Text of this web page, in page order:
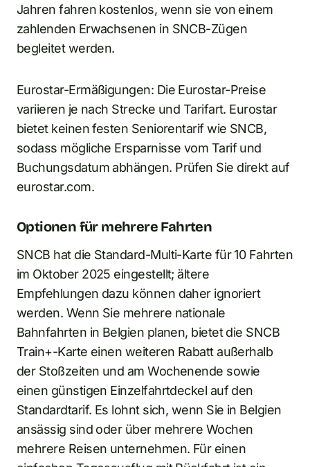
Jahren fahren kostenlos, wenn sie von einem
zahlenden Erwachsenen in SNCB-Zügen
begleitet werden.
Eurostar-Ermäßigungen: Die Eurostar-Preise
variieren je nach Strecke und Tarifart. Eurostar
bietet keinen festen Seniorentarif wie SNCB,
sodass mögliche Ersparnisse vom Tarif und
Buchungsdatum abhängen. Prüfen Sie direkt auf
eurostar.com.
Optionen für mehrere Fahrten
SNCB hat die Standard-Multi-Karte für 10 Fahrten
im Oktober 2025 eingestellt; ältere
Empfehlungen dazu können daher ignoriert
werden. Wenn Sie mehrere nationale
Bahnfahrten in Belgien planen, bietet die SNCB
Train+-Karte einen weiteren Rabatt außerhalb
der Stoßzeiten und am Wochenende sowie
einen günstigen Einzelfahrtdeckel auf den
Standardtarif. Es lohnt sich, wenn Sie in Belgien
ansässig sind oder über mehrere Wochen
mehrere Reisen unternehmen. Für einen